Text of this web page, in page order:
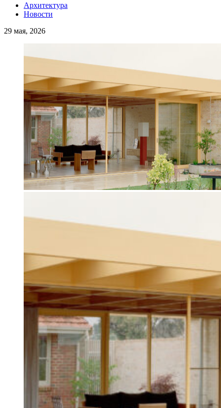
Архитектура
Новости
29 мая, 2026